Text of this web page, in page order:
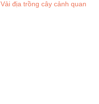
Vải địa trồng cây cảnh quan